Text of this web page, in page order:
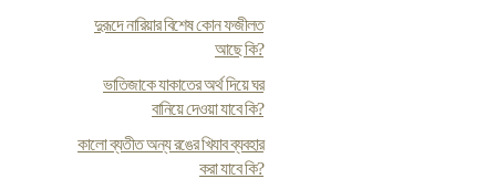
দুরূদে নারিয়ার বিশেষ কোন ফজীলত
আছে কি?
ভাতিজাকে যাকাতের অর্থ দিয়ে ঘর
বানিয়ে দেওয়া যাবে কি?
কালো ব্যতীত অন্য রঙের খিযাব ব্যবহার
করা যাবে কি?